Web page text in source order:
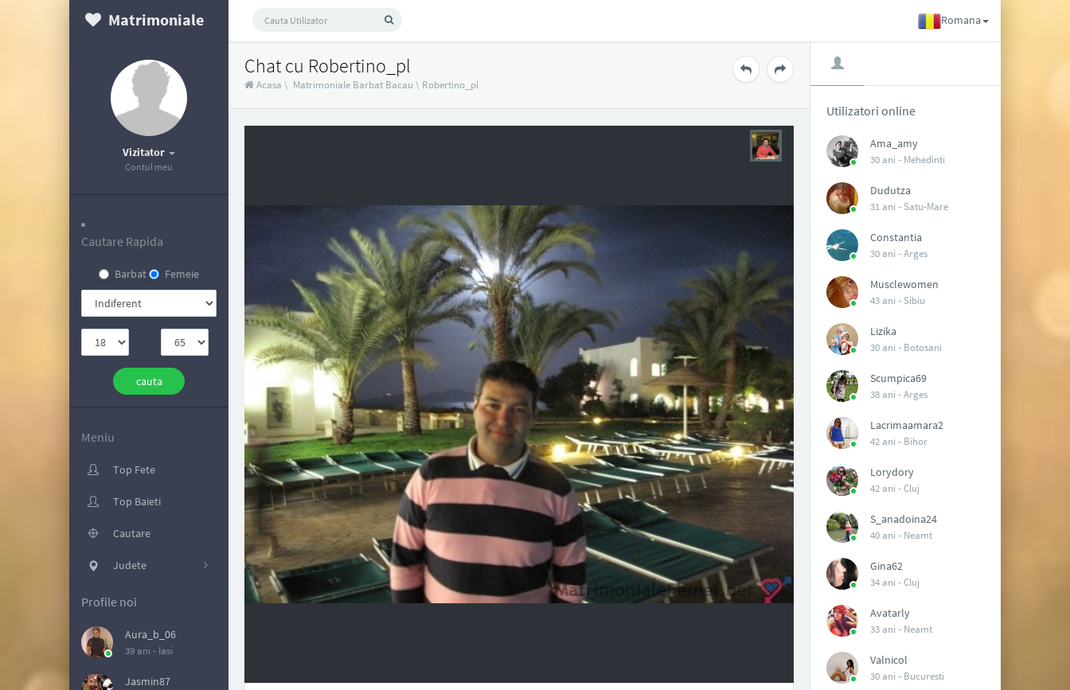
Matrimoniale Romana
Vizitator
Contul meu
Cautare Rapida
Barbat Femeie
Meniu
Top Fete
Top Baieti
Cautare
Judete
Profile noi
Aura_b_06
39 ani - Iasi
Jasmin87
Chat cu Robertino_pl
Acasa \ Matrimoniale Barbat Bacau \ Robertino_pl
Utilizatori online
Ama_amy
30 ani - Mehedinti
Dudutza
31 ani - Satu-Mare
Constantia
30 ani -Arges
Musclewomen
43 ani - Sibiu
Lizika
30 ani - Botosani
Scumpica69
38 ani -Arges
Lacrimaamara2
42 ani - Bihor
Lorydory
42 ani -Cluj
S_anadoina24
40 ani - Neamt
Gina62
34 ani -Cluj
Avatarly
33 ani - Neamt
Valnicol
30 ani - Bucuresti